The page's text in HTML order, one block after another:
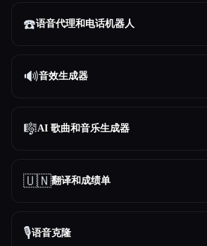
☎️语音代理和电话机器人
🔊音效生成器
🎼AI 歌曲和音乐生成器
🇺🇳翻译和成绩单
🎙️语音克隆